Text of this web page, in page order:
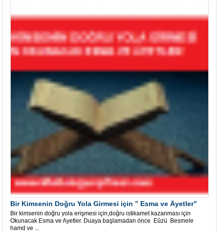
Bir Kimsenin Doğru Yola Girmesi için ” Esma ve Âyetler”
Bir kimsenin doğru yola erişmesi için,doğru istikamet kazanması için
Okunacak Esma ve Ayetler. Duaya başlamadan önce Eûzü Besmele
hamd ve ...